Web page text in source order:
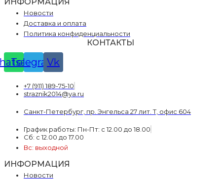
Новости
Доставка и оплата
Политика конфиденциальности
КОНТАКТЫ
Telegram
Vk
+7 (911) 189-75-10
straznik2014@ya.ru
Санкт-Петербург, пр. Энгельса 27 лит. Т, офис 604
График работы: Пн-Пт: с 12.00 до 18.00
Сб: с 12.00 до 17.00
Вс: выходной
ИНФОРМАЦИЯ
Новости